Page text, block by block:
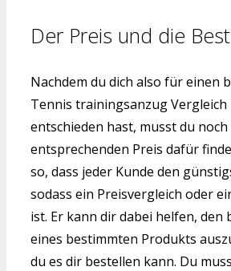
Der Preis und die
Nachdem du dich also für einen
Tennis trainingsanzug Vergleich
entschieden hast, musst du noch
entsprechenden Preis dafür
so, dass jeder Kunde den
sodass ein Preisvergleich oder
ist. Er kann dir dabei helfen, den
eines bestimmten Produkts
du es dir bestellen kann. Du